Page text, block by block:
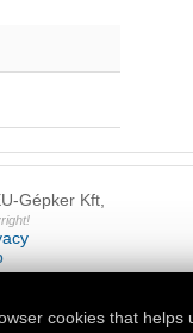
cookies that
Gépker Kft,